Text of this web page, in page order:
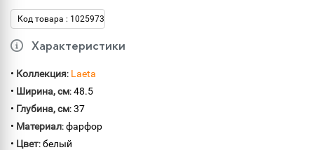
Код товара : 1025973
Характеристики
• Коллекция: Laeta
• Ширина, см: 48.5
• Глубина, см: 37
• Материал: фарфор
• Цвет: белый